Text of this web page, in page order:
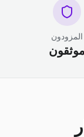
المزودون
موثقون